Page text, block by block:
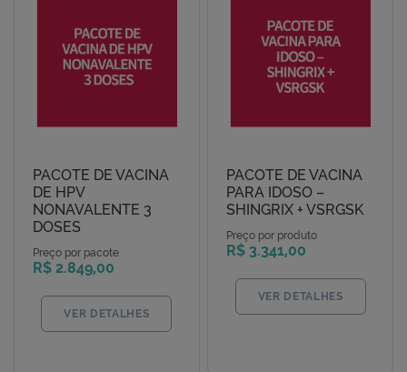
PACOTE DE VACINA
DE HPV
NONAVALENTE 3
DOSES
Preço por pacote
R$ 2.849,00
VER DETALHES
PACOTE DE VACINA
PARA IDOSO –
SHINGRIX + VSRGSK
Preço por produto
R$ 3.341,00
VER DETALHES